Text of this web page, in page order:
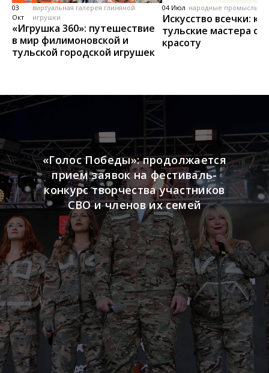
03
Окт
виртуальная галерея глиняной
игрушки
«Игрушка 360»: путешествие
в мир филимоновской и
тульской городской игрушек
04 Июл народные промыслы,
Искусство всечки: как
тульские мастера
красоту
«Голос Победы»: продолжается
прием заявок на фестиваль-
конкурс творчества участников
СВО и членов их семей